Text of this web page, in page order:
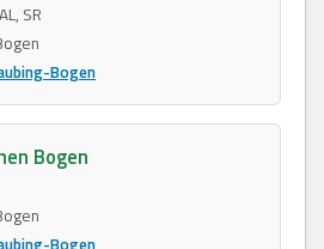
SR
Bogen
Bogen
Bogen